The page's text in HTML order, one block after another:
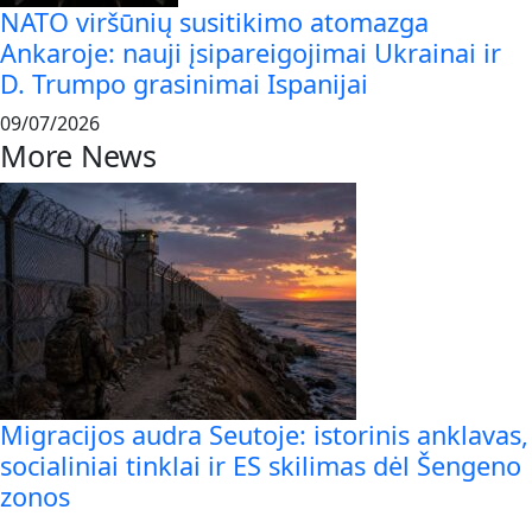
NATO viršūnių susitikimo atomazga
Ankaroje: nauji įsipareigojimai Ukrainai ir
D. Trumpo grasinimai Ispanijai
09/07/2026
More News
Migracijos audra Seutoje: istorinis anklavas,
socialiniai tinklai ir ES skilimas dėl Šengeno
zonos